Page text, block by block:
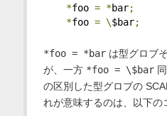
*foo = *bar;
*foo = \$bar;
*foo = *barは型グロブ
が、一方 *foo = \$bar同
の区別した型グロブの
れが意味するのは、以下の